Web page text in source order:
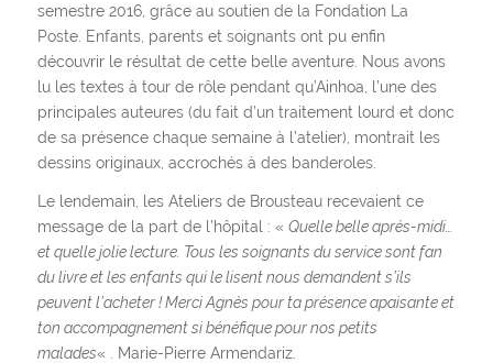
semestre 2016, grâce au soutien de la Fondation La
Poste. Enfants, parents et soignants ont pu enfin
découvrir le résultat de cette belle aventure. Nous avons
lu les textes à tour de rôle pendant qu’Ainhoa, l’une des
principales auteures (du fait d’un traitement lourd et donc
de sa présence chaque semaine à l’atelier), montrait les
dessins originaux, accrochés à des banderoles.
Le lendemain, les Ateliers de Brousteau recevaient ce
message de la part de l’hôpital : « Quelle belle après-midi…
et quelle jolie lecture. Tous les soignants du service sont fan
du livre et les enfants qui le lisent nous demandent s’ils
peuvent l’acheter ! Merci Agnès pour ta présence apaisante et
ton accompagnement si bénéfique pour nos petits
malades« . Marie-Pierre Armendariz.